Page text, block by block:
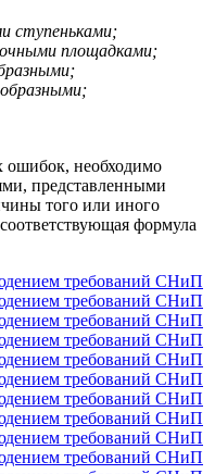
ступеньками;
площадками;
ошибок, необходимо
представленными
того или иного
формула